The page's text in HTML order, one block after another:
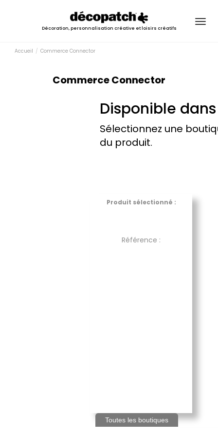
Décoration, personnalisation créative et loisirs créatifs
Accueil Commerce Connector
Commerce Connector
Disponible
Sélectionnez une
du produit.
Produit sélectionné :
Référence :
Toutes les boutiques